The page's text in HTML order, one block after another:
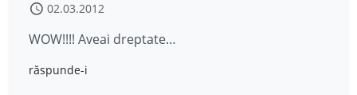
02.03.2012
WOW!!!! Aveai dreptate…
răspunde-i